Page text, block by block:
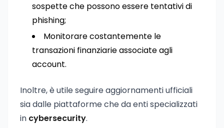
sospette che possono essere tentativi di
phishing;
Monitorare costantemente le
transazioni finanziarie associate agli
account.
Inoltre, è utile seguire aggiornamenti ufficiali
sia dalle piattaforme che da enti specializzati
in cybersecurity.